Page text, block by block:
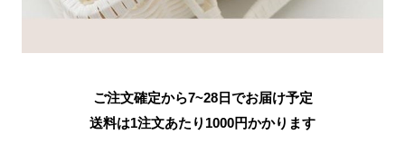
ご注文確定から7~28日でお届け予定
送料は1注文あたり 1000円かかります